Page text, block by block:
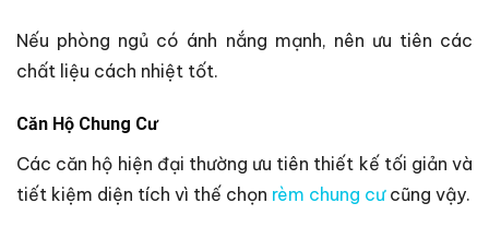
Nếu phòng ngủ có ánh nắng mạnh, nên ưu tiên các
chất liệu cách nhiệt tốt.
Căn Hộ Chung Cư
Các căn hộ hiện đại thường ưu tiên thiết kế tối giản và
tiết kiệm diện tích vì thế chọn rèm chung cưcũng vậy.